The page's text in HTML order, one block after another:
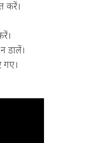
करें।
डालें।
गए।